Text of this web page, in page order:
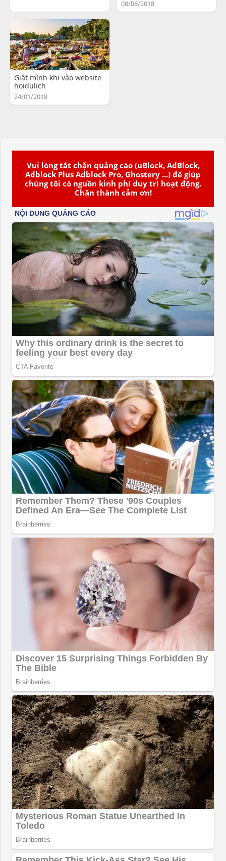
Vui lòng tắt chặn quảng cáo (uBlock, AdBlock,
Adblock Plus Adblock Pro, Ghostery ...) để giúp
chúng tôi có nguồn kinh phí duy trì hoạt động.
Chân thành cảm ơn!
08/08/2018
Giật mình khi vào website
hoidulich
24/01/2018